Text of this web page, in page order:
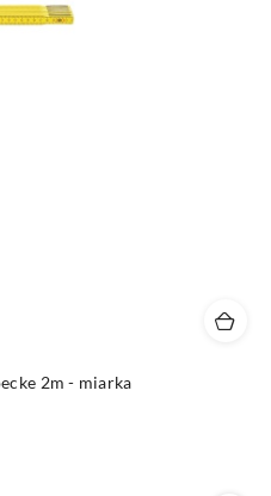
2m - miarka